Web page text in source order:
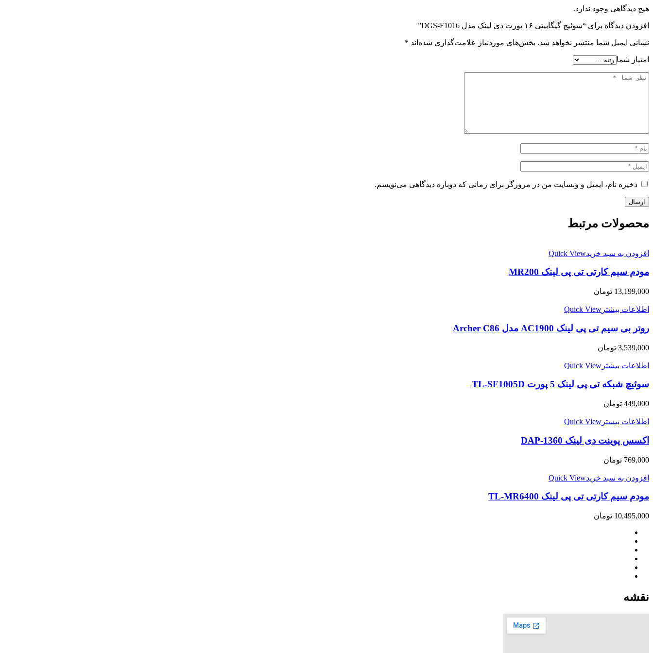
هیچ دیدگاهی وجود ندارد.
افزودن دیدگاه برای “سوئیچ گیگابیتی ۱۶ پورت دی لینک مدل DGS-F1016”
نشانی ایمیل شما منتشر نخواهد شد. بخش‌های موردنیاز علامت‌گذاری شده‌اند *
امتیاز شما
ذخیره نام، ایمیل و وبسایت من در مرورگر برای زمانی که دوباره دیدگاهی می‌نویسم.
محصولات مرتبط
افزودن به سبد خریدQuick View
مودم سیم کارتی تی پی لینک MR200
13,199,000 تومان
اطلاعات بیشتر Quick View
روتر بی سیم تی پی لینک AC1900 مدل Archer C86
3,539,000 تومان
اطلاعات بیشتر Quick View
سوئیچ شبکه تی پی لینک 5 پورت TL-SF1005D
449,000 تومان
اطلاعات بیشتر Quick View
اکسس پوینت دی لینک DAP-1360
769,000 تومان
افزودن به سبد خریدQuick View
مودم سیم کارتی تی پی لینک TL-MR6400
10,495,000 تومان
نقشه